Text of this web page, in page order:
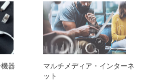
器
マルチメディア・インターネ
ット